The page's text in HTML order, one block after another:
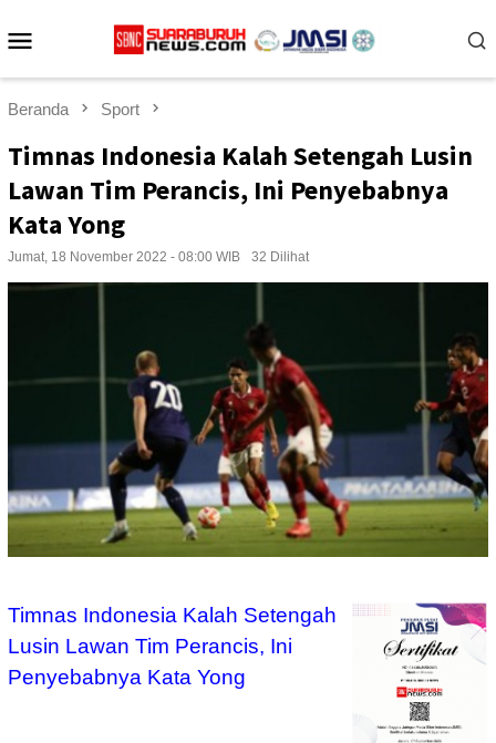
ke
Beranda Sport
Timnas Indonesia Kalah Setengah Lusin
Lawan Tim Perancis, Ini Penyebabnya
Kata Yong
Jumat, 18 November 2022 - 08:00 WIB 32 Dilihat
Timnas Indonesia Kalah Setengah
Lusin Lawan Tim Perancis, Ini
Penyebabnya Kata Yong